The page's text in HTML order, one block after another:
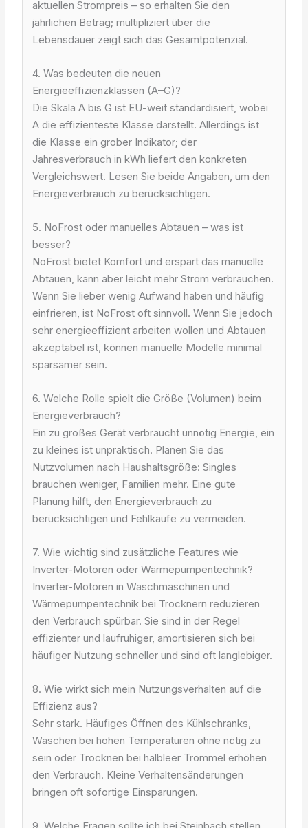
aktuellen Strompreis – so erhalten Sie den
jährlichen Betrag; multipliziert über die
Lebensdauer zeigt sich das Gesamtpotenzial.
4. Was bedeuten die neuen
Energieeffizienzklassen (A–G)?
Die Skala A bis G ist EU-weit standardisiert, wobei
A die effizienteste Klasse darstellt. Allerdings ist
die Klasse ein grober Indikator; der
Jahresverbrauch in kWh liefert den konkreten
Vergleichswert. Lesen Sie beide Angaben, um den
Energieverbrauch zu berücksichtigen.
5. NoFrost oder manuelles Abtauen – was ist
besser?
NoFrost bietet Komfort und erspart das manuelle
Abtauen, kann aber leicht mehr Strom verbrauchen.
Wenn Sie lieber wenig Aufwand haben und häufig
einfrieren, ist NoFrost oft sinnvoll. Wenn Sie jedoch
sehr energieeffizient arbeiten wollen und Abtauen
akzeptabel ist, können manuelle Modelle minimal
sparsamer sein.
6. Welche Rolle spielt die Größe (Volumen) beim
Energieverbrauch?
Ein zu großes Gerät verbraucht unnötig Energie, ein
zu kleines ist unpraktisch. Planen Sie das
Nutzvolumen nach Haushaltsgröße: Singles
brauchen weniger, Familien mehr. Eine gute
Planung hilft, den Energieverbrauch zu
berücksichtigen und Fehlkäufe zu vermeiden.
7. Wie wichtig sind zusätzliche Features wie
Inverter-Motoren oder Wärmepumpentechnik?
Inverter-Motoren in Waschmaschinen und
Wärmepumpentechnik bei Trocknern reduzieren
den Verbrauch spürbar. Sie sind in der Regel
effizienter und laufruhiger, amortisieren sich bei
häufiger Nutzung schneller und sind oft langlebiger.
8. Wie wirkt sich mein Nutzungsverhalten auf die
Effizienz aus?
Sehr stark. Häufiges Öffnen des Kühlschranks,
Waschen bei hohen Temperaturen ohne nötig zu
sein oder Trocknen bei halbleer Trommel erhöhen
den Verbrauch. Kleine Verhaltensänderungen
bringen oft sofortige Einsparungen.